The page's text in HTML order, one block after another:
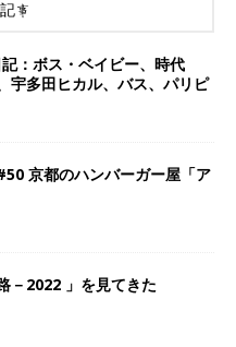
事
：ボス・ベイビー、時代
宇多田ヒカル、バス、パリピ
京都のハンバーガー屋「ア
－2022 」を見てきた